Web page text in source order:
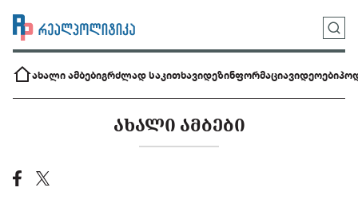
ახალი ამბებიგრძლად საკითხავიდეზინფორმაციავიდეოები
ᲐᲮᲐᲚᲘ ᲐᲛᲑᲔᲑᲘ